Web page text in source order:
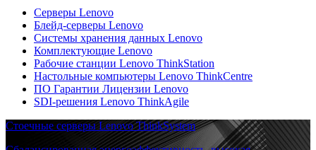
Серверы Lenovo
Блейд-серверы Lenovo
Системы хранения данных Lenovo
Комплектующие Lenovo
Рабочие станции Lenovo ThinkStation
Настольные компьютеры Lenovo ThinkCentre
ПО Гарантии Лицензии Lenovo
SDI-решения Lenovo ThinkAgile
Стоечные серверы Lenovo ThinkSystem